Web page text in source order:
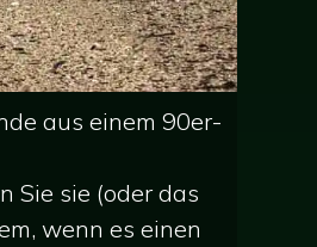
aus einem 90er-
Sie sie (oder das
wenn es einen